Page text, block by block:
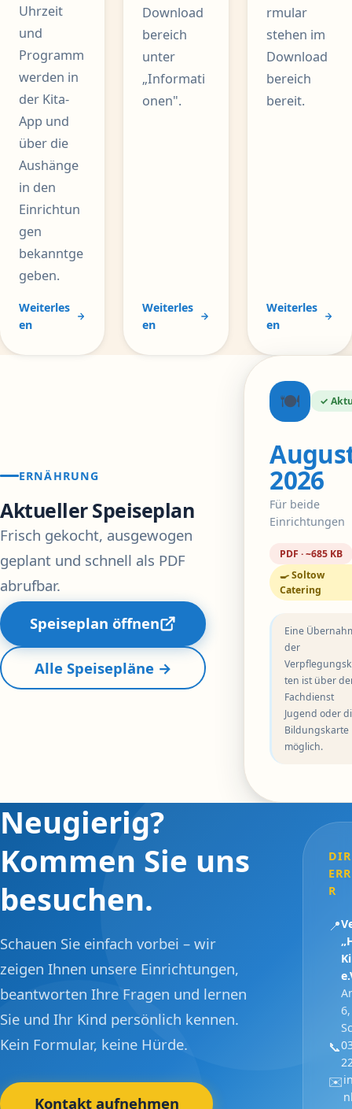
Uhrzeit
und
Programm
werden in
der Kita-
App und
über die
Aushänge
in den
Einrichtun
gen
bekanntge
geben.
Weiterles
en
Download
bereich
unter
„Informati
onen".
Weiterles
en
rmular
stehen im
Download
bereich
bereit.
Weiterles
en
ERNÄHRUNG
Aktueller Speiseplan
Frisch gekocht, ausgewogen
geplant und schnell als PDF
abrufbar.
Speiseplan öffnen
Alle Speisepläne →
🍽 ✓
2026
Für beide
Einrichtungen
PDF · ~685 KB
🍳 Soltow
Catering
Eine
der
ten ist über
Fachdienst
Jugend oder
Bildungskarte
möglich.
Neugierig?
Kommen Sie uns
besuchen.
Schauen Sie einfach vorbei – wir
zeigen Ihnen unsere Einrichtungen,
beantworten Ihre Fragen und lernen
Sie und Ihr Kind persönlich kennen.
Kein Formular, keine Hürde.
Kontakt aufnehmen
R
📍
📞
✉️